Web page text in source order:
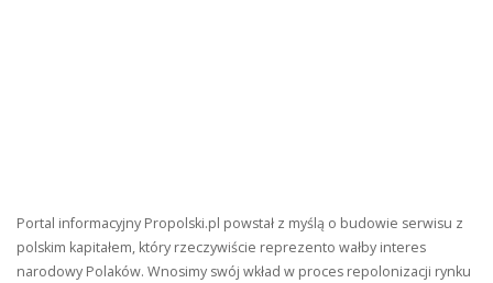
Portal informacyjny Propolski.pl powstał z myślą o budowie serwisu z
polskim kapitałem, który rzeczywiście reprezento wałby interes
narodowy Polaków. Wnosimy swój wkład w proces repolonizacji rynku